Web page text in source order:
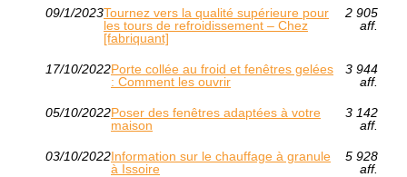
09/1/2023Tournez vers la qualité supérieure pour
les tours de refroidissement – Chez
[fabriquant]
2 905
aff.
17/10/2022Porte collée au froid et fenêtres gelées
: Comment les ouvrir
3 944
aff.
05/10/2022Poser des fenêtres adaptées à votre
maison
3 142
aff.
03/10/2022Information sur le chauffage à granule
à Issoire
5 928
aff.